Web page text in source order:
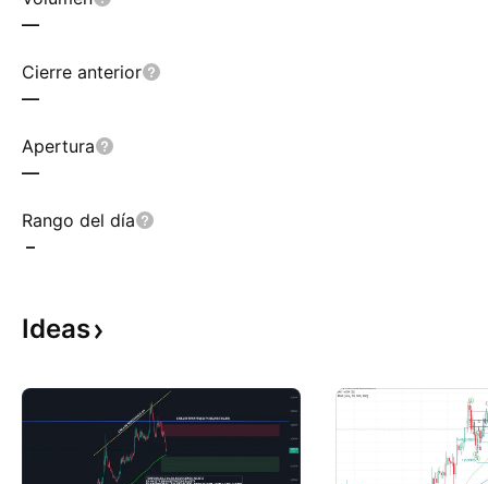
—
Cierre anterior
—
Apertura
—
Rango del día
–
Ideas